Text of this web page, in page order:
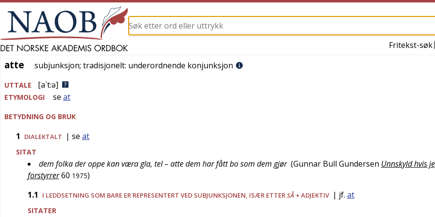
Fritekst-søk
atte
atte subjunksjon; tradisjonelt: underordnende konjunksjon
UTTALE [a´t:ə]
ETYMOLOGI se at
BETYDNING OG BRUK
1 DIALEKTALT | se at
SITAT
dem folka der oppe kan væra gla, tel – atte dem har fått bo som dem gjør (Gunnar Bull Gundersen Unnskyld hvis
forstyrrer60 1975)
1.1
I LEDDSETNING SOM BARE ER REPRESENTERT VED SUBJUNKSJONEN, ISÆR ETTER SÅ + ADJEKTIV | jf. at
SITATER